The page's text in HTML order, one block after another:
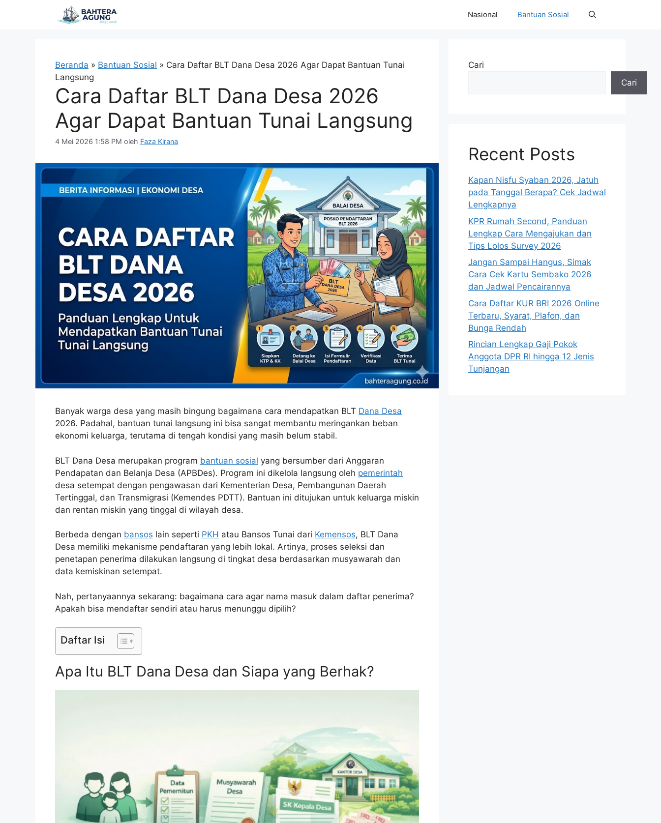
Nasional Bantuan Sosial
Beranda » Bantuan Sosial » Cara Daftar BLT Dana Desa 2026 Agar Dapat Bantuan Tunai
Langsung
Cara Daftar BLT Dana Desa 2026
Agar Dapat Bantuan Tunai Langsung
4 Mei 2026 1:58 PM oleh Faza Kirana
Banyak warga desa yang masih bingung bagaimana cara mendapatkan BLT Dana Desa
2026. Padahal, bantuan tunai langsung ini bisa sangat membantu meringankan beban
ekonomi keluarga, terutama di tengah kondisi yang masih belum stabil.
BLT Dana Desa merupakan program bantuan sosial yang bersumber dari Anggaran
Pendapatan dan Belanja Desa (APBDes). Program ini dikelola langsung oleh pemerintah
desa setempat dengan pengawasan dari Kementerian Desa, Pembangunan Daerah
Tertinggal, dan Transmigrasi (Kemendes PDTT). Bantuan ini ditujukan untuk keluarga miskin
dan rentan miskin yang tinggal di wilayah desa.
Berbeda dengan bansos lain seperti PKH atau Bansos Tunai dari Kemensos, BLT Dana
Desa memiliki mekanisme pendaftaran yang lebih lokal. Artinya, proses seleksi dan
penetapan penerima dilakukan langsung di tingkat desa berdasarkan musyawarah dan
data kemiskinan setempat.
Nah, pertanyaannya sekarang: bagaimana cara agar nama masuk dalam daftar penerima?
Apakah bisa mendaftar sendiri atau harus menunggu dipilih?
Daftar Isi
Apa Itu BLT Dana Desa dan Siapa yang Berhak?
Cari
Cari
Recent Posts
Kapan Nisfu Syaban 2026, Jatuh
pada Tanggal Berapa? Cek Jadwal
Lengkapnya
KPR Rumah Second, Panduan
Lengkap Cara Mengajukan dan
Tips Lolos Survey 2026
Jangan Sampai Hangus, Simak
Cara Cek Kartu Sembako 2026
dan Jadwal Pencairannya
Cara Daftar KUR BRI 2026 Online
Terbaru, Syarat, Plafon, dan
Bunga Rendah
Rincian Lengkap Gaji Pokok
Anggota DPR RI hingga 12 Jenis
Tunjangan